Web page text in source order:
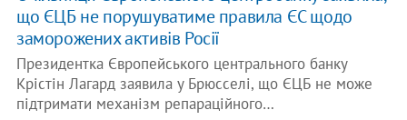
що ЄЦБ не порушуватиме правила ЄС щодо
заморожених активів Росії
Президентка Європейського центрального банку
Крістін Лагард заявила у Брюсселі, що ЄЦБ не може
підтримати механізм репараційного…